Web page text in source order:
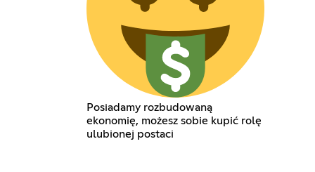
Posiadamy rozbudowaną
ekonomię, możesz sobie kupić rolę
ulubionej postaci